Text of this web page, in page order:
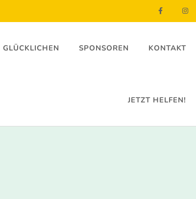
GLÜCKLICHEN SPONSOREN KONTAKT
JETZT HELFEN!